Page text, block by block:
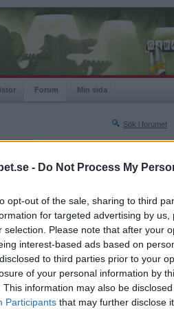
- Do Not Process My
opt-out of the sale, sharing to third
for targeted advertising by
selection. Please note that after your
interest-based ads based on
to third parties prior to your
of your personal information by
This information may also be
Participants that may further disclose
Forum Min sida
Sök i forumet
Nästa sida »
2020-09-29 21:14